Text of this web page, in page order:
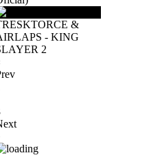
&
- KING
2